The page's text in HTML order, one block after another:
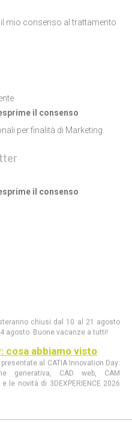
il mio consenso al trattamento
il consenso
per finalità di Marketing.
il consenso
chiusi dal 10 al 21 agosto
agosto. Buone vacanze a tutti!
cosa abbiamo visto
al CATIA Innovation Day:
generativa, CAD web, CAM
le novità di 3DEXPERIENCE 2026
2026 come AI, 3DEXPERIENCE e